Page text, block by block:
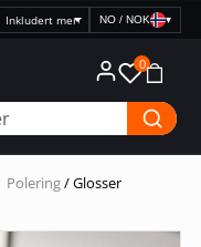
NO / NOK ▾
0
Polering/ Glosser